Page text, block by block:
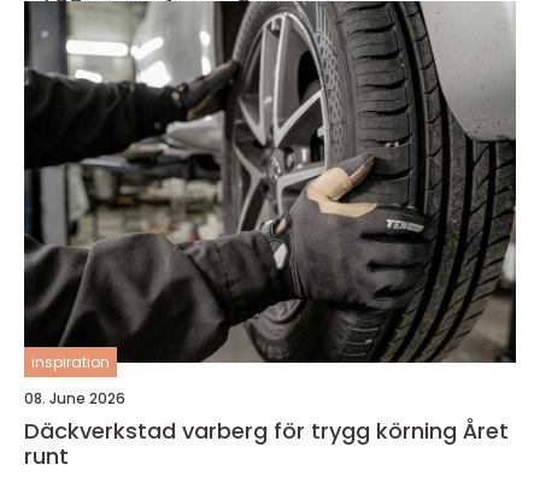
inspiration
08. June 2026
Däckverkstad varberg för trygg körning Året
runt